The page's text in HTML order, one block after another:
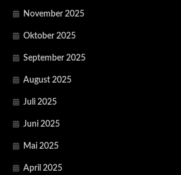
November 2025
Oktober 2025
September 2025
August 2025
Juli 2025
Juni 2025
Mai 2025
April 2025